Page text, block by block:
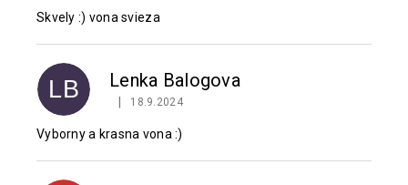
h
o
n
o
e
n
Skvely :) vona svieza
LB Lenka Balogova
Hodnotenie produktu je 5 z 5 hviezdičiek.
18.9.2024
Vyborny a krasna vona :)